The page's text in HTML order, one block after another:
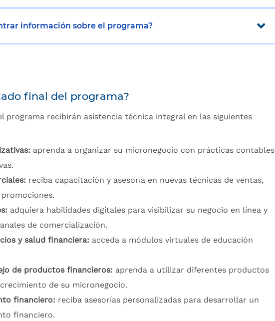
información sobre el programa?
final del programa?
programa recibirán asistencia técnica integral en las siguientes
aprenda a organizar su micronegocio con prácticas contables
reciba capacitación y asesoría en nuevas técnicas de ventas,
adquiera habilidades digitales para visibilizar su negocio en línea y
de comercialización.
y salud financiera: acceda a módulos virtuales de educación
de productos financieros: aprenda a utilizar diferentes productos
de su micronegocio.
financiero: reciba asesorías personalizadas para desarrollar un
financiero.